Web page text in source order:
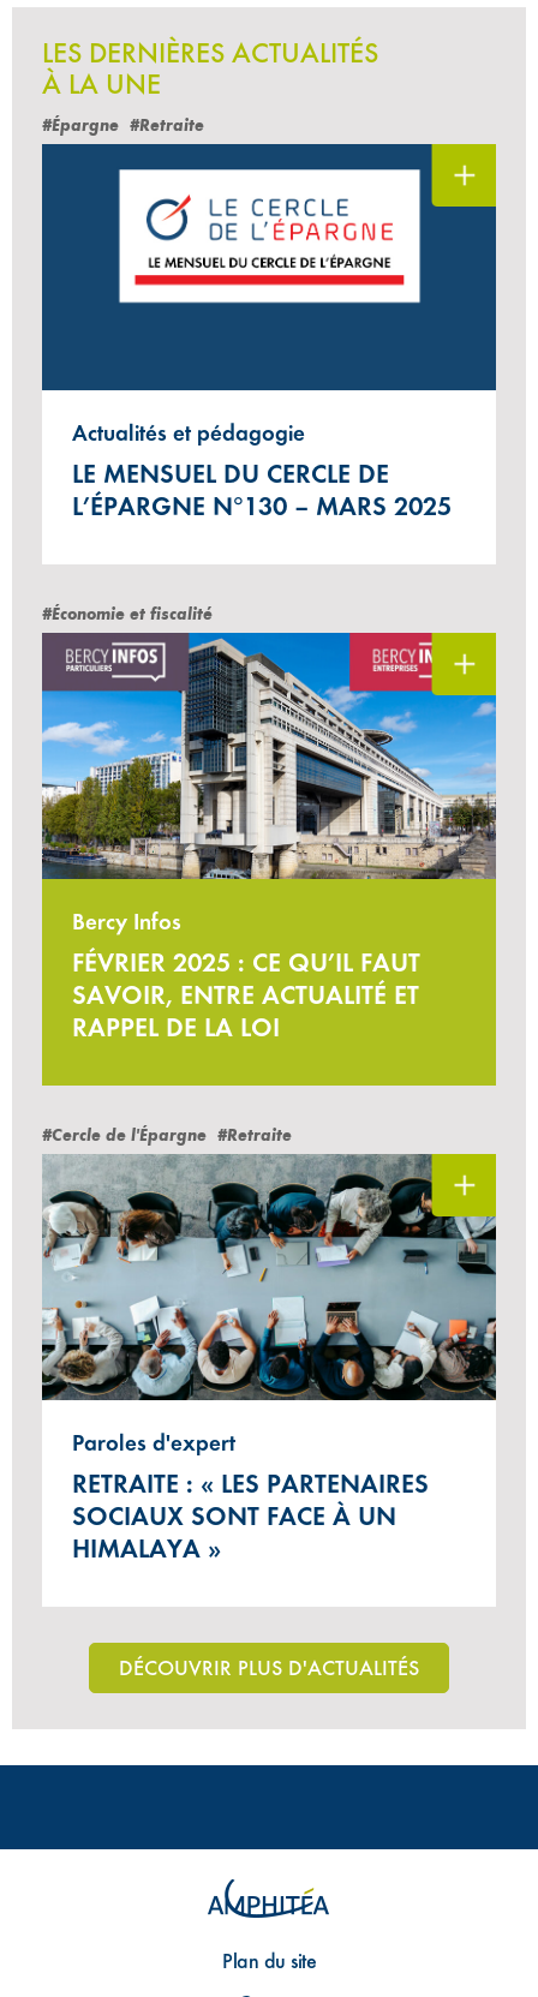
LES DERNIÈRES ACTUALITÉS
À LA UNE
#Épargne #Retraite
Actualités et pédagogie
LE MENSUEL DU CERCLE DE
L’ÉPARGNE N°130 – MARS 2025
#Économie et fiscalité
Bercy Infos
FÉVRIER 2025 : CE QU’IL FAUT
SAVOIR, ENTRE ACTUALITÉ ET
RAPPEL DE LA LOI
#Cercle de l'Épargne #Retraite
Paroles d'expert
RETRAITE : « LES PARTENAIRES
SOCIAUX SONT FACE À UN
HIMALAYA »
DÉCOUVRIR PLUS D'ACTUALITÉS
Plan du site